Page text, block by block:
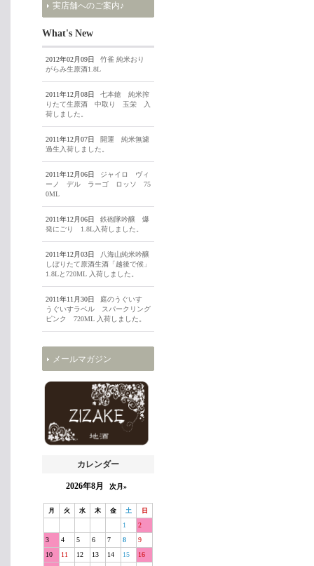
実店舗へのご案内♪
What's New
2012年02月09日
竹雀 純米おり
がらみ生原酒1.8L
2011年12月08日
七本鎗 純米搾
りたて生原酒 中取り 玉栄 入
荷しました。
2011年12月07日
開運 純米無濾
過生入荷しました。
2011年12月06日
ジャイロ ヴィ
ーノ デル ラーゴ ロッソ 75
0ML
2011年12月06日
鉄砲隊吟醸 爆
発にごり 1.8L入荷しました。
2011年12月03日
八海山純米吟醸
しぼりたて原酒生酒「越後で候」
1.8Lと720ML 入荷しました。
2011年11月30日
庭のうぐいす
うぐいすラベル スパークリング
ピンク 720ML 入荷しました。
メールマガジン
カレンダー
2026年8月 次月»
月 火 水 木 金 土 日
1
2
3
4 5 6 7 8
9
10
11 12 13 14 15
16